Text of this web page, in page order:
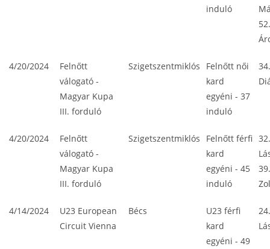
induló
4/20/2024
Felnőtt
válogató -
Magyar Kupa
III. forduló
Szigetszentmiklós
Felnőtt női
kard
egyéni - 37
induló
4/20/2024
Felnőtt
válogató -
Magyar Kupa
III. forduló
Szigetszentmiklós
Felnőtt férfi
kard
egyéni - 45
induló
4/14/2024
U23 European
Circuit Vienna
Bécs
U23 férfi
kard
egyéni - 49